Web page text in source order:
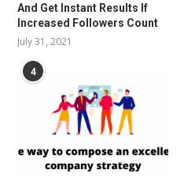
And Get Instant Results If
Increased Followers Count
July 31, 2021
4